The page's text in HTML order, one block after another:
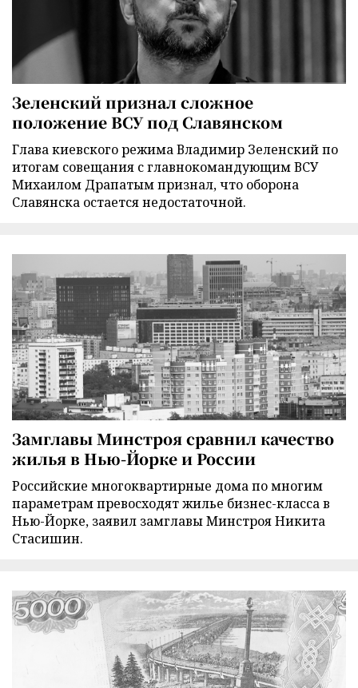
Зеленский признал сложное
положение ВСУ под Славянском
Глава киевского режима Владимир Зеленский по
итогам совещания с главнокомандующим ВСУ
Михаилом Драпатым признал, что оборона
Славянска остается недостаточной.
Замглавы Минстроя сравнил качество
жилья в Нью-Йорке и России
Российские многоквартирные дома по многим
параметрам превосходят жилье бизнес-класса в
Нью-Йорке, заявил замглавы Минстроя Никита
Стасишин.